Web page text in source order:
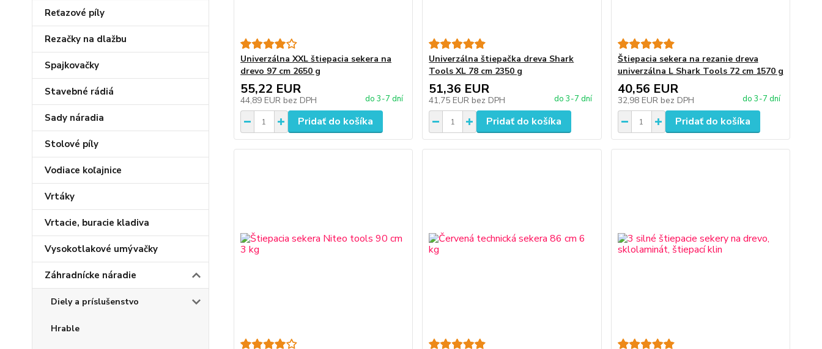
Reťazové píly
Rezačky na dlažbu
Spajkovačky
Stavebné rádiá
Sady náradia
Stolové píly
Vodiace koľajnice
Vrtáky
Vrtacie, buracie kladiva
Vysokotlakové umývačky
Záhradnícke náradie
Diely a príslušenstvo
Hrable
Univerzálna XXL štiepacia sekera na
drevo 97 cm 2650 g
55,22 EUR
44,89 EUR bez DPH do 3-7 dní
Pridať do košíka
Univerzálna štiepačka dreva Shark
Tools XL 78 cm 2350 g
51,36 EUR
41,75 EUR bez DPH do 3-7 dní
Pridať do košíka
Štiepacia sekera na rezanie dreva
univerzálna L Shark Tools 72 cm 1570 g
40,56 EUR
32,98 EUR bez DPH do 3-7 dní
Pridať do košíka